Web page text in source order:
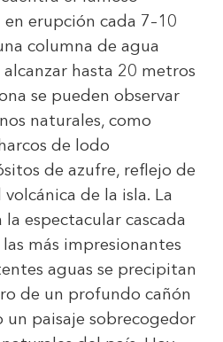
erupción cada 7–10
columna de agua
hasta 20 metros
se pueden observar
naturales, como
de lodo
de azufre, reflejo de
de la isla. La
espectacular cascada
más impresionantes
aguas se precipitan
de un profundo cañón
un paisaje sobrecogedor